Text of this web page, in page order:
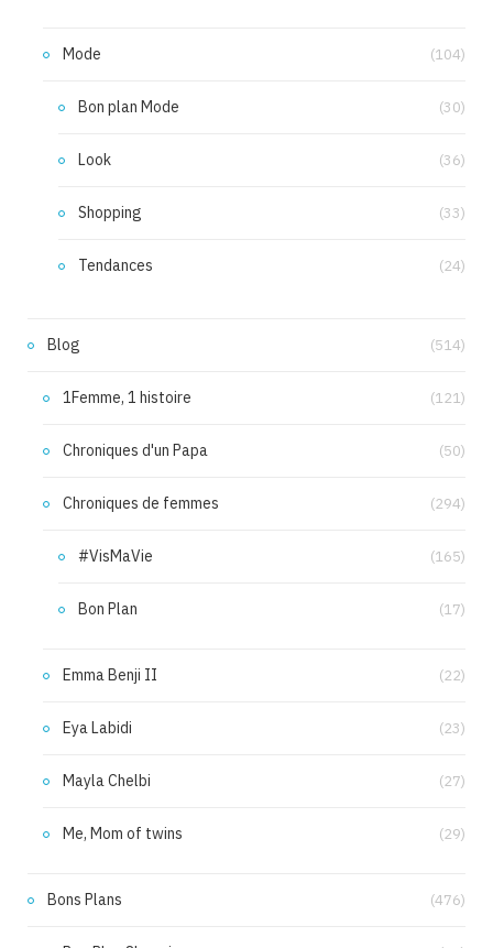
Mode (104)
Bon plan Mode (30)
Look (36)
Shopping (33)
Tendances (24)
Blog (514)
1Femme, 1 histoire (121)
Chroniques d'un Papa (50)
Chroniques de femmes (294)
#VisMaVie (165)
Bon Plan (17)
Emma Benji II (22)
Eya Labidi (23)
Mayla Chelbi (27)
Me, Mom of twins (29)
Bons Plans (476)